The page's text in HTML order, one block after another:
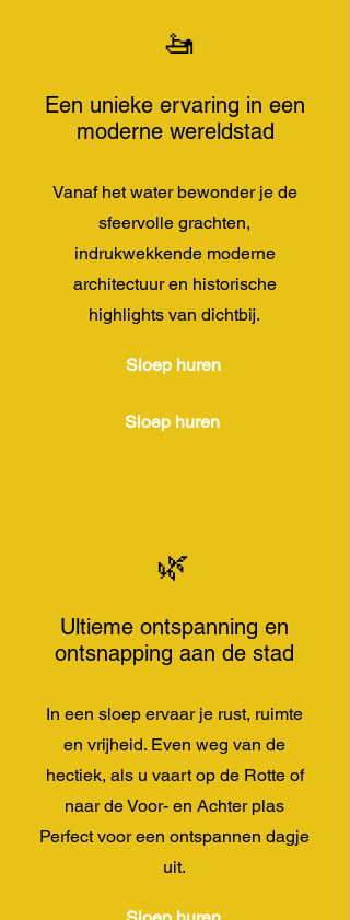
🚤
Een unieke ervaring in een
moderne wereldstad
Vanaf het water bewonder je de
sfeervolle grachten,
indrukwekkende moderne
architectuur en historische
highlights van dichtbij.
Sloep huren
Sloep huren
🌿
Ultieme ontspanning en
ontsnapping aan de stad
In een sloep ervaar je rust, ruimte
en vrijheid. Even weg van de
hectiek, als u vaart op de Rotte of
naar de Voor- en Achter plas
Perfect voor een ontspannen dagje
uit.